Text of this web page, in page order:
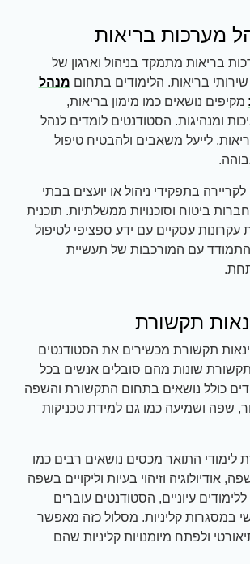
מערכות בריאות
בריאות מתמקד בניהול וארגון של
בריאות. הלימודים בתחום מנהל
מקיפים נושאים כמו מימון בריאות,
ומנהיגות. הסטודנטים לומדים לנהל
לייעל משאבים ולהבטיח טיפול
בתפקידי ניהול או יועצים בבתי
ביטוח וסוכנויות ממשלתיות. תוכנית
עסקיים עם ידע ספציפי לטיפול
עם המורכבות של תעשיית
תקשורת
תקשורת מכשירים את הסטודנטים
שונות מהם סובלים אנשים בכל
כולל נושאים בתחום התקשורת והשפה
שפה ושמיעה כמו גם למידת טכניקות
לימודי התואר מכסים נושאים רבים כמו
אודיולוגיה וזיהוי בעיות וליקויים בשפה
עיוניים, הסטודנטים עוברים
במסגרות קליניות. מסלול כזה מאפשר
ולפתח מיומנויות קליניות שהם